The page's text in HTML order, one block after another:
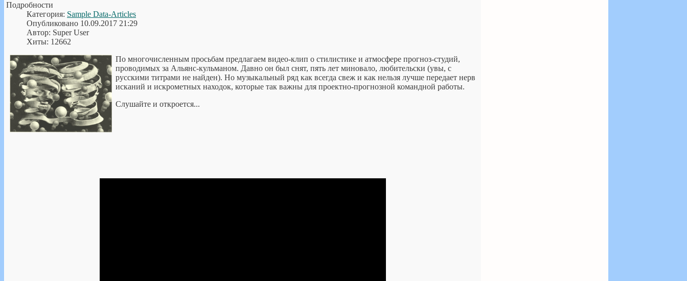
Подробности
Категория: Sample Data-Articles
Опубликовано 10.09.2017 21:29
Автор: Super User
Хиты: 12662
По многочисленным просьбам предлагаем видео-клип о стилистике и атмосфере прогноз-студий,
проводимых за Альянс-кульманом. Давно он был снят, пять лет миновало, любительски (увы, с
русскими титрами не найден). Но музыкальный ряд как всегда свеж и как нельзя лучше передает нерв
исканий и искрометных находок, которые так важны для проектно-прогнозной командной работы.
Слушайте и откроется...